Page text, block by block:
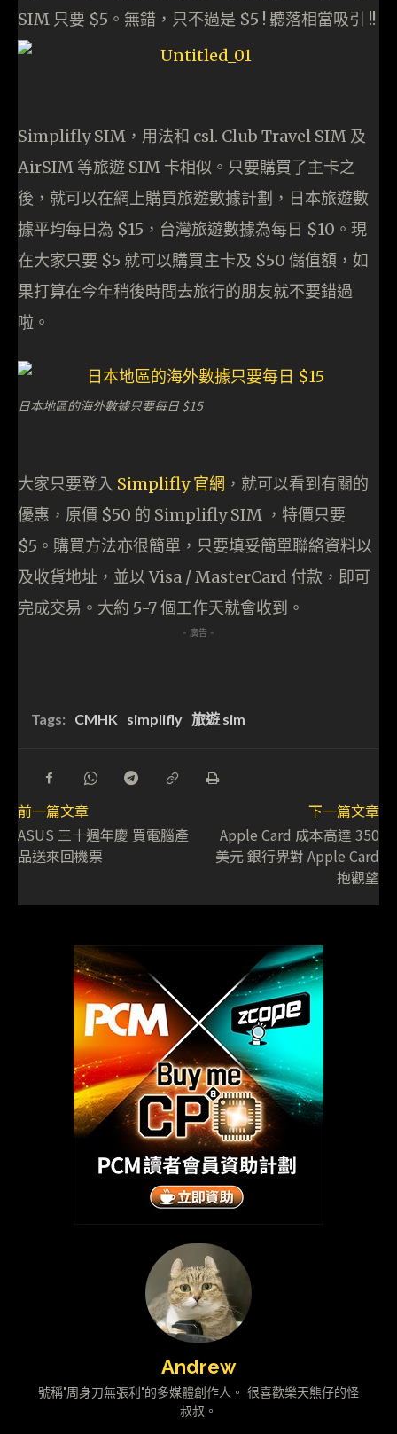
SIM 只要 $5。無錯，只不過是 $5 ! 聽落相當吸引 !!
Simplifly SIM，用法和 csl. Club Travel SIM 及
AirSIM 等旅遊 SIM 卡相似。只要購買了主卡之
後，就可以在網上購買旅遊數據計劃，日本旅遊數
據平均每日為 $15，台灣旅遊數據為每日 $10。現
在大家只要 $5 就可以購買主卡及 $50 儲值額，如
果打算在今年稍後時間去旅行的朋友就不要錯過
啦。
日本地區的海外數據只要每日 $15
大家只要登入 Simplifly 官網 ，就可以看到有關的
優惠，原價 $50 的 Simplifly SIM ，特價只要
$5。購買方法亦很簡單，只要填妥簡單聯絡資料以
及收貨地址，並以 Visa / MasterCard 付款，即可
完成交易。大約 5-7 個工作天就會收到。
- 廣告 -
Tags: CMHK simplifly 旅遊 sim
前一篇文章
ASUS 三十週年慶 買電腦產
品送來回機票
下一篇文章
Apple Card 成本高達 350
美元 銀行界對 Apple Card
抱觀望
Andrew
號稱"周身刀無張利"的多媒體創作人。 很喜歡樂天熊仔的怪
叔叔。